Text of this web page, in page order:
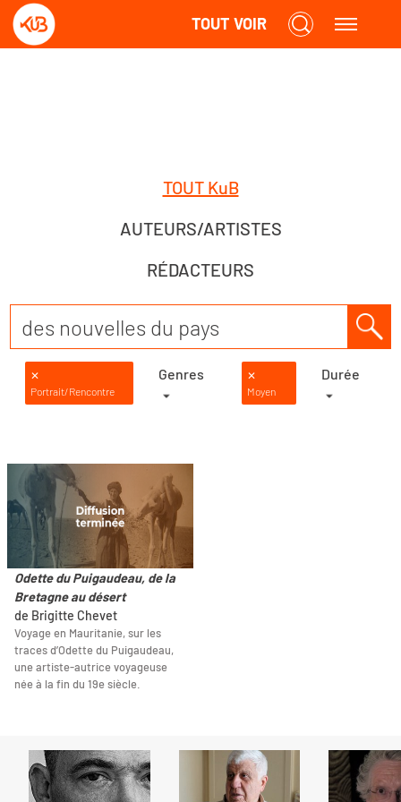
TOUT VOIR
TOUT KuB
AUTEURS/ARTISTES
RÉDACTEURS
✕
Portrait/Rencontre
Genres
✕
Moyen
Durée
Odette du Puigaudeau, de la
Bretagne au désert
de Brigitte Chevet
Voyage en Mauritanie, sur les
traces d’Odette du Puigaudeau,
une artiste-autrice voyageuse
née à la fin du 19e siècle.